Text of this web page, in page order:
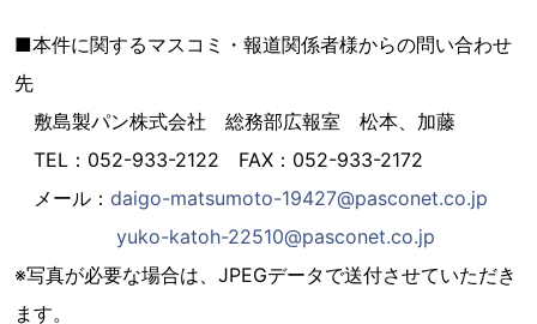
■本件に関するマスコミ・報道関係者様からの問い合わせ
先
敷島製パン株式会社 総務部広報室 松本、加藤
TEL：052-933-2122 FAX：052-933-2172
メール： daigo-matsumoto-19427@pasconet.co.jp
yuko-katoh-22510@pasconet.co.jp
※写真が必要な場合は、JPEGデータで送付させていただき
ます。